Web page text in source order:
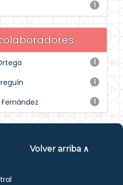
1
1
1
1
Volver arriba ∧